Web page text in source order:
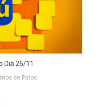
Dia 26/11
de Patos